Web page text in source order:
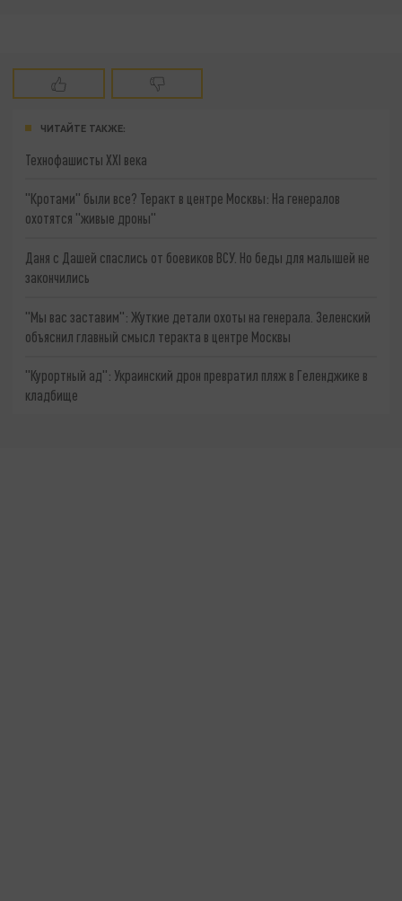
ЧИТАЙТЕ ТАКЖЕ:
Технофашисты XXI века
"Кротами" были все? Теракт в центре Москвы: На генералов
охотятся "живые дроны"
Даня с Дашей спаслись от боевиков ВСУ. Но беды для малышей не
закончились
"Мы вас заставим": Жуткие детали охоты на генерала. Зеленский
объяснил главный смысл теракта в центре Москвы
"Курортный ад": Украинский дрон превратил пляж в Геленджике в
кладбище